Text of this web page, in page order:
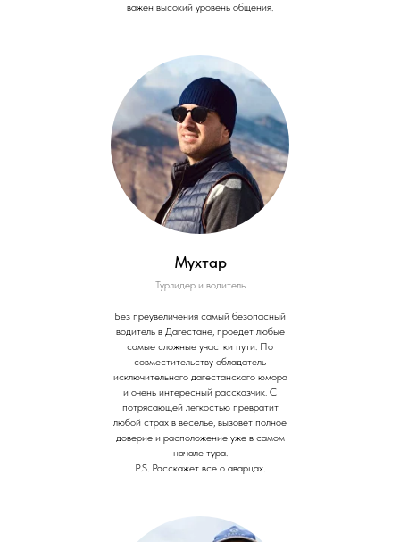
важен высокий уровень общения.
Мухтар
Турлидер и водитель
Без преувеличения самый безопасный
водитель в Дагестане, проедет любые
самые сложные участки пути. По
совместительству обладатель
исключительного дагестанского юмора
и очень интересный рассказчик. С
потрясающей легкостью превратит
любой страх в веселье, вызовет полное
доверие и расположение уже в самом
начале тура.
P.S. Расскажет все о аварцах.